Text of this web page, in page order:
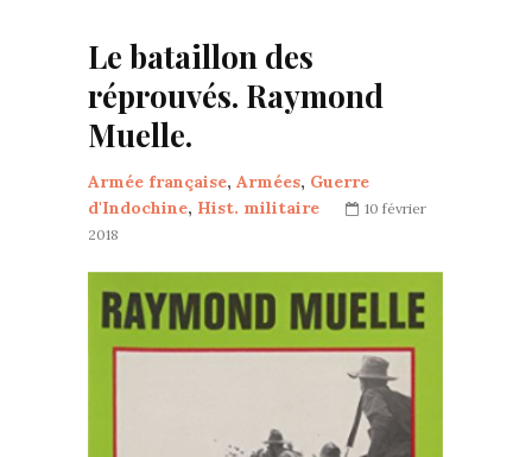
Le bataillon des
réprouvés. Raymond
Muelle.
Armée française, Armées, Guerre
d'Indochine, Hist. militaire
10 février
2018